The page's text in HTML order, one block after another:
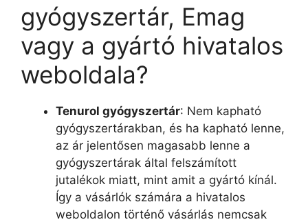
gyógyszertár, Emag
vagy a gyártó hivatalos
weboldala?
Tenurol gyógyszertár: Nem kapható
gyógyszertárakban, és ha kapható lenne,
az ár jelentősen magasabb lenne a
gyógyszertárak által felszámított
jutalékok miatt, mint amit a gyártó kínál.
Így a vásárlók számára a hivatalos
weboldalon történő vásárlás nemcsak